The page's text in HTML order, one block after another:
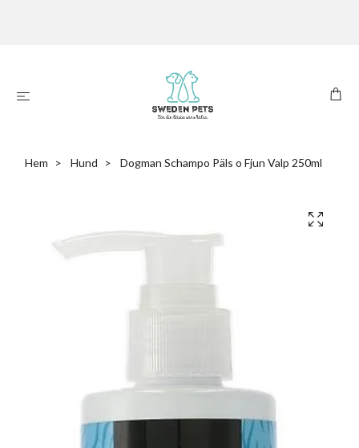
Hem Hund Dogman Schampo Päls o Fjun Valp 250ml